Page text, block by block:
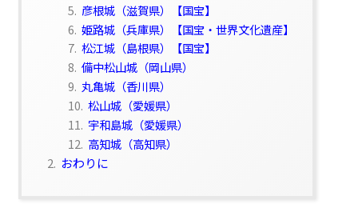
5. 彦根城（滋賀県）【国宝】
6. 姫路城（兵庫県）【国宝・世界文化遺産】
7. 松江城（島根県）【国宝】
8. 備中松山城（岡山県）
9. 丸亀城（香川県）
10. 松山城（愛媛県）
11. 宇和島城（愛媛県）
12. 高知城（高知県）
2. おわりに